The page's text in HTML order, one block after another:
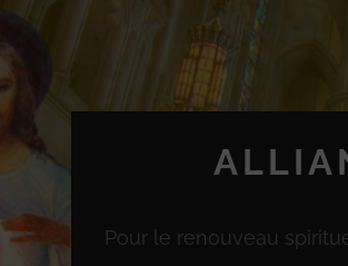
Pour le renouveau